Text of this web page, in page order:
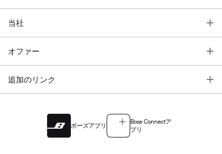
当社
オファー
追加のリンク
ボーズアプリ
Bose Connectア
プリ